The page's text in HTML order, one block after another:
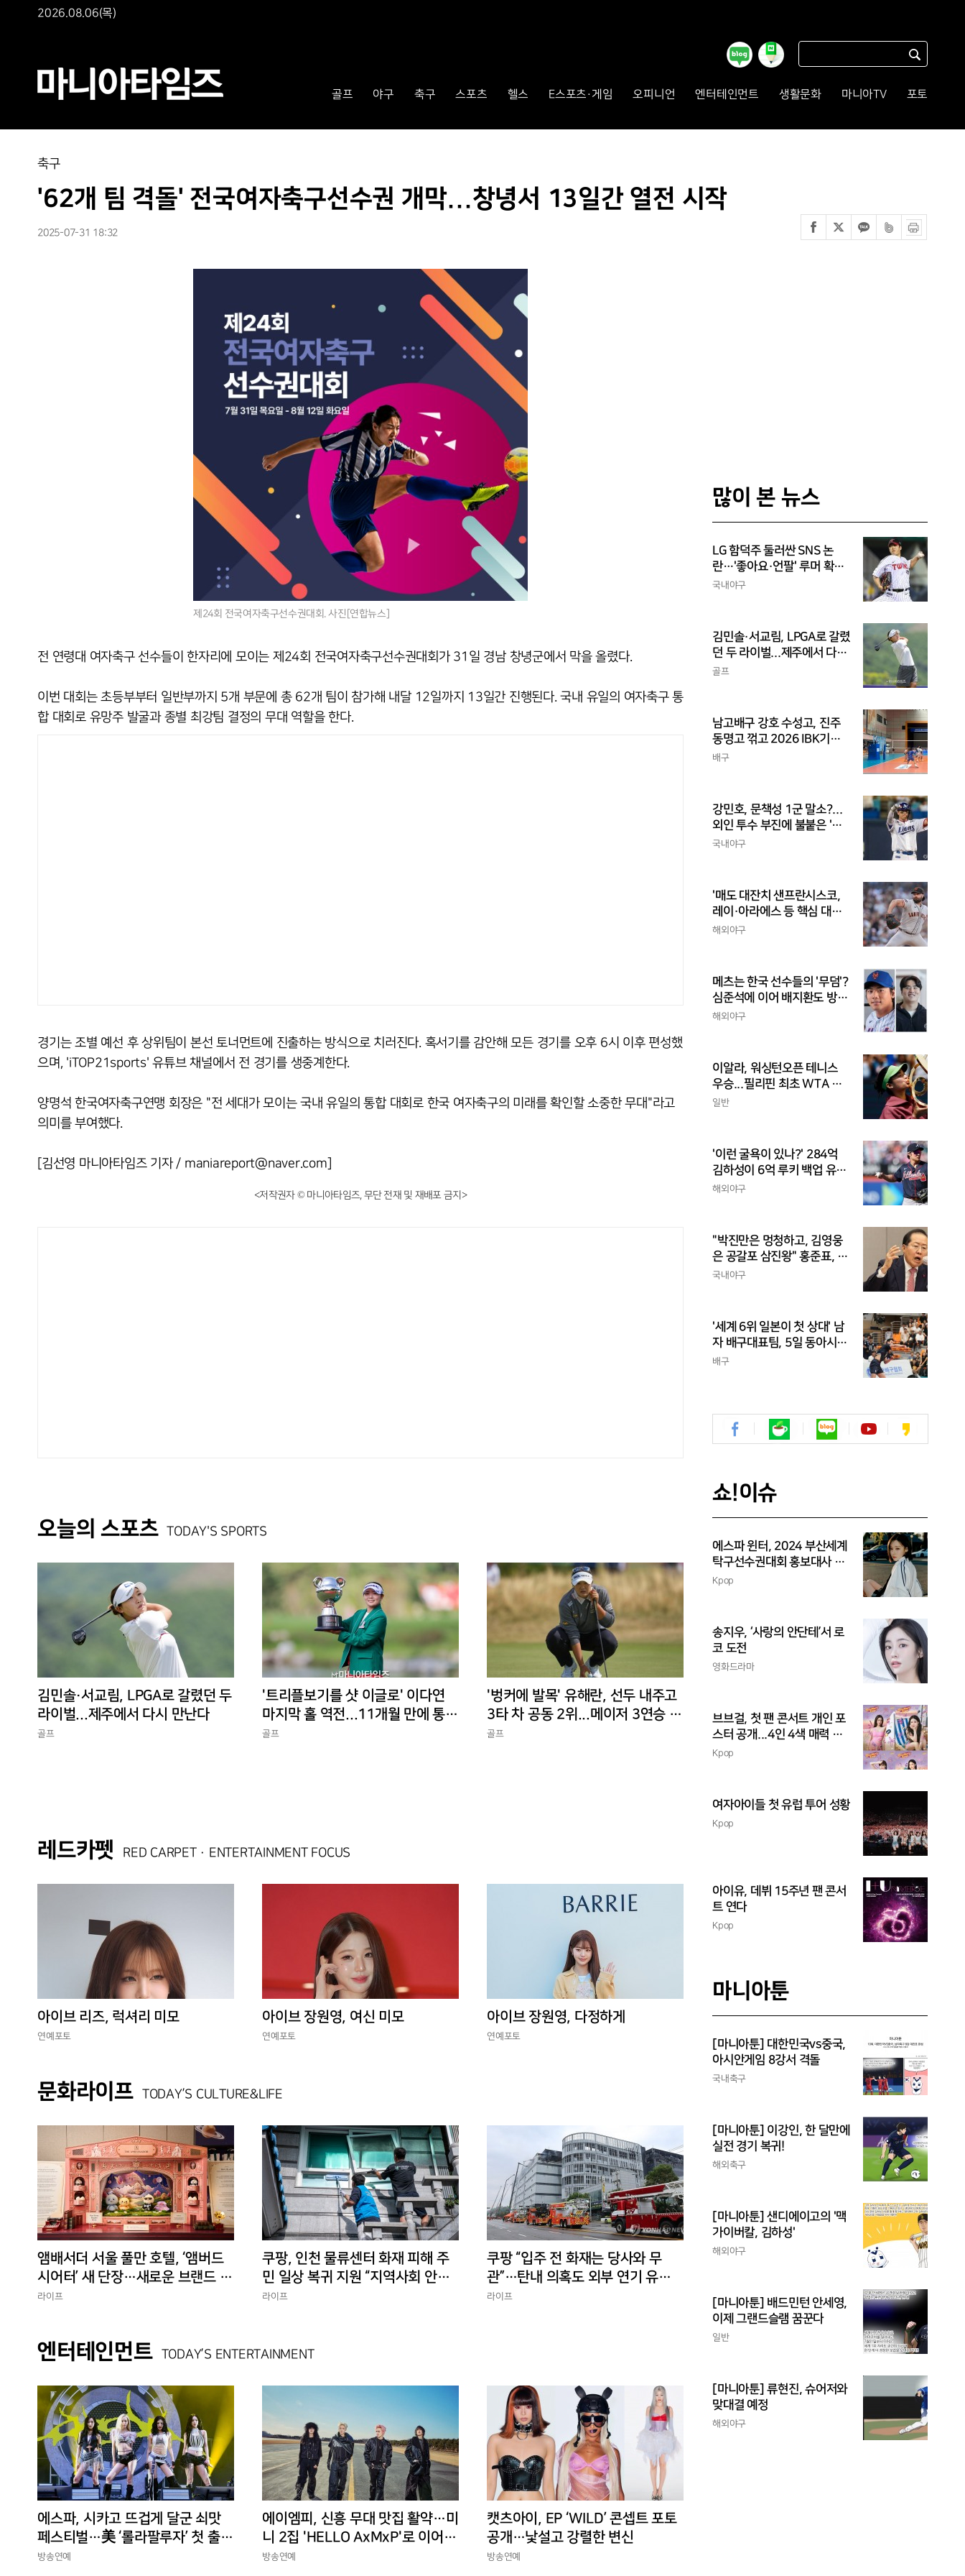
2026.08.06(목)
골프 야구 축구 스포츠 헬스 E스포츠·게임 오피니언 엔터테인먼트 생활문화 마니아TV 포토
축구
'62개 팀 격돌' 전국여자축구선수권 개막...창녕서 13일간 열전 시작
2025-07-31 18:32
제24회 전국여자축구선수권대회. 사진[연합뉴스]
전 연령대 여자축구 선수들이 한자리에 모이는 제24회 전국여자축구선수권대회가 31일 경남 창녕군에서 막을 올렸다.
이번 대회는 초등부부터 일반부까지 5개 부문에 총 62개 팀이 참가해 내달 12일까지 13일간 진행된다. 국내 유일의 여자축구 통
합 대회로 유망주 발굴과 종별 최강팀 결정의 무대 역할을 한다.
경기는 조별 예선 후 상위팀이 본선 토너먼트에 진출하는 방식으로 치러진다. 혹서기를 감안해 모든 경기를 오후 6시 이후 편성했
으며, 'iTOP21sports' 유튜브 채널에서 전 경기를 생중계한다.
양명석 한국여자축구연맹 회장은 "전 세대가 모이는 국내 유일의 통합 대회로 한국 여자축구의 미래를 확인할 소중한 무대"라고
의미를 부여했다.
[김선영 마니아타임즈 기자 / maniareport@naver.com]
<저작권자 © 마니아타임즈, 무단 전재 및 재배포 금지>
오늘의 스포츠 TODAY'S SPORTS
김민솔·서교림, LPGA로 갈렸던 두
라이벌...제주에서 다시 만난다
골프
'트리플보기를 샷 이글로' 이다연
마지막 홀 역전...11개월 만에 통산
10승 완성
골프
'벙커에 발목' 유해란, 선두 내주고
3타 차 공동 2위...메이저 3연승 도
전은 꺼지지 않았다
골프
레드카펫 RED CARPET · ENTERTAINMENT FOCUS
아이브 리즈, 럭셔리 미모
연예포토
아이브 장원영, 여신 미모
연예포토
아이브 장원영, 다정하게
연예포토
문화라이프 TODAY’S CULTURE&LIFE
앰배서더 서울 풀만 호텔, ‘앰버드
시어터’ 새 단장…새로운 브랜드 경
험 선사
라이프
쿠팡, 인천 물류센터 화재 피해 주
민 일상 복귀 지원 “지역사회 안정
에 총력”
라이프
쿠팡 “입주 전 화재는 당사와 무
관”…탄내 의혹도 외부 연기 유입
반박
라이프
엔터테인먼트 TODAY’S ENTERTAINMENT
에스파, 시카고 뜨겁게 달군 쇠맛
페스티벌…美 ‘롤라팔루자’ 첫 출격
부터 증명한 존재감
방송연예
에이엠피, 신흥 무대 맛집 활약…미
니 2집 'HELLO AxMxP'로 이어갈
상승세
방송연예
캣츠아이, EP ‘WILD’ 콘셉트 포토
공개…낯설고 강렬한 변신
방송연예
많이 본 뉴스
LG 함덕주 둘러싼 SNS 논
란…'좋아요·언팔' 루머 확산,
과거의 아픔까지 소환됐다
국내야구
김민솔·서교림, LPGA로 갈렸
던 두 라이벌...제주에서 다시
만난다
골프
남고배구 강호 수성고, 진주
동명고 꺾고 2026 IBK기업
은행배 전국중고배구대회 4
배구
강민호, 문책성 1군 말소?...
외인 투수 부진에 불붙은 '포
수리드론'
국내야구
'매도 대잔치 샌프란시스코,
레이·아라에스 등 핵심 대거
트레이드...가을 포기
해외야구
메츠는 한국 선수들의 '무덤'?
심준석에 이어 배지환도 방
출...심준석은 이미 귀국, 배
해외야구
이알라, 워싱턴오픈 테니스
우승...필리핀 최초 WTA 투
어 단식 챔피언
일반
'이런 굴욕이 있나?' 284억
김하성이 6억 루키 백업 유격
수라니...자비스, 수비도 김하
해외야구
"박진만은 멍청하고, 김영웅
은 공갈포 삼진왕" 홍준표, 또
삼성 저격..."무사 만루에 플
국내야구
'세계 6위 일본이 첫 상대' 남
자 배구대표팀, 5일 동아시아
선수권 개막
배구
쇼!이슈
에스파 윈터, 2024 부산세계
탁구선수권대회 홍보대사 위
촉
Kpop
송지우, ‘사랑의 안단테’서 로
코 도전
영화드라마
브브걸, 첫 팬 콘서트 개인 포
스터 공개...4인 4색 매력 발
산
Kpop
여자아이들 첫 유럽 투어 성황
Kpop
아이유, 데뷔 15주년 팬 콘서
트 연다
Kpop
마니아툰
[마니아툰] 대한민국vs중국,
아시안게임 8강서 격돌
국내축구
[마니아툰] 이강인, 한 달만에
실전 경기 복귀!
해외축구
[마니아툰] 샌디에이고의 '맥
가이버칼, 김하성'
해외야구
[마니아툰] 배드민턴 안세영,
이제 그랜드슬램 꿈꾼다
일반
[마니아툰] 류현진, 슈어저와
맞대결 예정
해외야구